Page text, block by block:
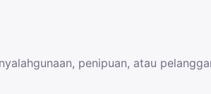
penipuan, atau